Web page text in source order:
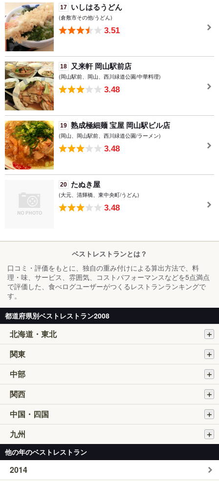
17 いしはるうどん
(倉敷市その他/うどん)
3.51
18 又来軒 岡山駅前店
(岡山駅前、岡山、西川緑道公園/中華料理)
3.48
19 熟成極細麺 宝屋 岡山駅ビル店
(岡山、岡山駅前、西川緑道公園/ラーメン)
3.48
20 たぬき屋
(大元、清輝橋、東中央町/うどん)
3.48
ベストレストランとは？
口コミ・評価をもとに、独自の重み付けによる算出方法で、料
理・味、サービス、雰囲気、コストパフォーマンスなどを5点満点
で評価した、食べログユーザーがつくるレストランランキングで
す。
都道府県別ベストレストラン2008
北海道・東北
関東
中部
関西
中国・四国
九州
他の年のベストレストラン
2014